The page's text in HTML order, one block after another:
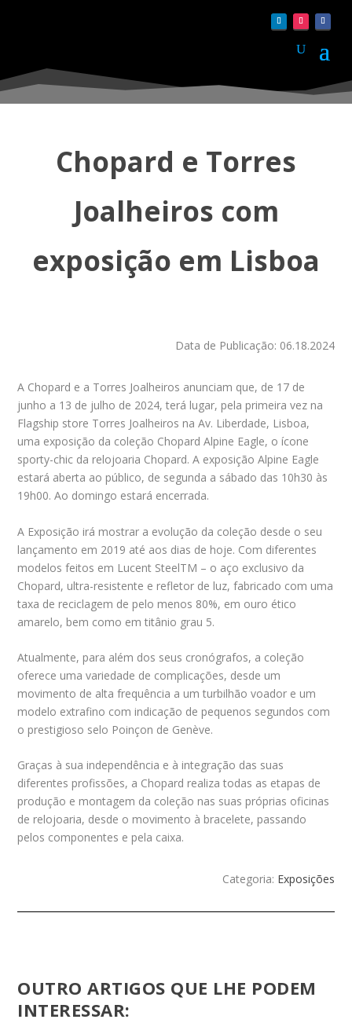
Chopard e Torres
Joalheiros com
exposição em Lisboa
Data de Publicação: 06.18.2024
A Chopard e a Torres Joalheiros anunciam que, de 17 de
junho a 13 de julho de 2024, terá lugar, pela primeira vez na
Flagship store Torres Joalheiros na Av. Liberdade, Lisboa,
uma exposição da coleção Chopard Alpine Eagle, o ícone
sporty-chic da relojoaria Chopard. A exposição Alpine Eagle
estará aberta ao público, de segunda a sábado das 10h30 às
19h00. Ao domingo estará encerrada.
A Exposição irá mostrar a evolução da coleção desde o seu
lançamento em 2019 até aos dias de hoje. Com diferentes
modelos feitos em Lucent SteelTM – o aço exclusivo da
Chopard, ultra-resistente e refletor de luz, fabricado com uma
taxa de reciclagem de pelo menos 80%, em ouro ético
amarelo, bem como em titânio grau 5.
Atualmente, para além dos seus cronógrafos, a coleção
oferece uma variedade de complicações, desde um
movimento de alta frequência a um turbilhão voador e um
modelo extrafino com indicação de pequenos segundos com
o prestigioso selo Poinçon de Genève.
Graças à sua independência e à integração das suas
diferentes profissões, a Chopard realiza todas as etapas de
produção e montagem da coleção nas suas próprias oficinas
de relojoaria, desde o movimento à bracelete, passando
pelos componentes e pela caixa.
Categoria: Exposições
OUTRO ARTIGOS QUE LHE PODEM
INTERESSAR: